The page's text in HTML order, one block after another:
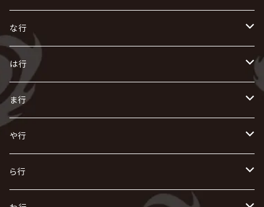
AKIHIDE
ACME / アクメ
浅葱 / ASAGI
Azavana
Acid Black Cherry
exist†trace
生熊耕治
Initial'L
INORAN
色々な十字架
VIRGE / ヴァージュ
Waive
Versailles
え
ACE OF SPADES
X JAPAN
お
AURORIZE
OFIAM
Kαin
kein
GACKT
KAKUMAY
the GazettE
KISAKI
キズ
KiD
く
Crack6
グラビティ
け
[ kei ] / 圭
仮病
こ
GOATBED
ゴールデンボンバー
ザアザア
The THIRTEEN
Psycho le Cému
し
Zeke Deux
Z CLEAR
す
Z CLEAR
超ジャシー
せ
ゼラ
零[Hz]
そ
SOPHIA
ZOMBIE / ぞんび
た
DASEIN
DAIGO
ち
CHAQLA.
つ
て
D
DIAURA
と
東京花嫁
な行
な
NIGHTMARE
NAZARE
に
NiEL
NICOLAS
ぬ
nurié
ね
NETH PRIERE CAIN
は行
は
heidi.
H.U.G
ひ
HERO
美炎-BIEN-
ふ
Far East Dizain
ま行
ま
THE MICRO HEAD 4N'S
MAO / マオ from SID
み
未完成アリス
や行
や
ヤミテラ / 外道反逆者ヤミテラ
ら行